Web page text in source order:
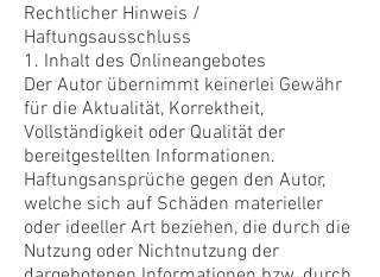
Rechtlicher Hinweis /
Haftungsausschluss
1. Inhalt des Onlineangebotes
Der Autor übernimmt keinerlei Gewähr
für die Aktualität, Korrektheit,
Vollständigkeit oder Qualität der
bereitgestellten Informationen.
Haftungsansprüche gegen den Autor,
welche sich auf Schäden materieller
oder ideeller Art beziehen, die durch die
Nutzung oder Nichtnutzung der